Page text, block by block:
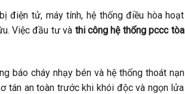
điện tử, máy tính, hệ thống điều hòa hoạt
Việc đầu tư và thi công hệ thống pccc tòa
báo cháy nhạy bén và hệ thống thoát nạn
tán an toàn trước khi khói độc và ngọn lửa